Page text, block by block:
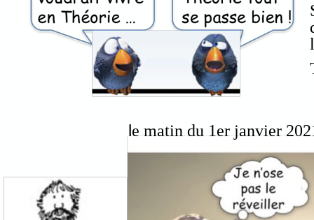
le matin du 1er janvier